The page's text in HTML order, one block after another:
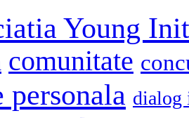
Young
comunitate
personala dialog